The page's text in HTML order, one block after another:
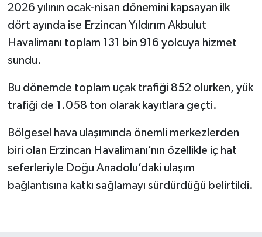
2026 yılının ocak-nisan dönemini kapsayan ilk
dört ayında ise Erzincan Yıldırım Akbulut
Havalimanı toplam 131 bin 916 yolcuya hizmet
sundu.
Bu dönemde toplam uçak trafiği 852 olurken, yük
trafiği de 1.058 ton olarak kayıtlara geçti.
Bölgesel hava ulaşımında önemli merkezlerden
biri olan Erzincan Havalimanı’nın özellikle iç hat
seferleriyle Doğu Anadolu’daki ulaşım
bağlantısına katkı sağlamayı sürdürdüğü belirtildi.